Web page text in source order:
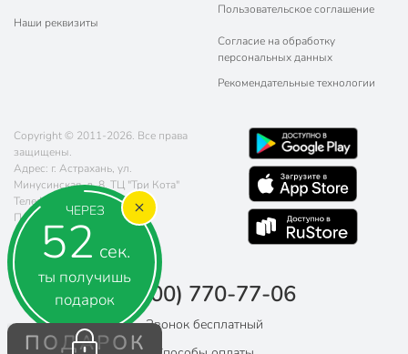
ЧЕРЕЗ
51 сек.
ты получишь
подарок
ПОДАРОК
Наши реквизиты
Пользовательское соглашение
Согласие на обработку
персональных данных
Рекомендательные технологии
Copyright © 2011-2026. Все права
защищены.
Адрес: г. Астрахань, ул.
Минусинская, д. 8, ТЦ "Три Кота"
Телефон:
8 (800) 770-77-06
Почта:
sales@poryadok.ru
8 (800) 770-77-06
Звонок бесплатный